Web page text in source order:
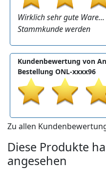
Wirklich sehr gute
Stammkunde werden
Kundenbewertung von
Bestellung ONL-xxxx96
Zu allen
Diese Produkte
angesehen